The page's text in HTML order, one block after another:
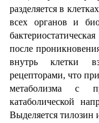
разделяется в
всех органов и
после
внутрь клетки
рецепторами, что
метаболизма с
катаболической
Выделяется тилозин